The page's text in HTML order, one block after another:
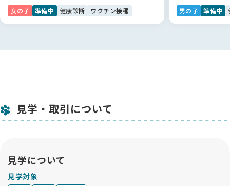
女の子 準備中 健康診断 ワクチン接種 男の子 準備中
見学・取引について
見学について
見学対象